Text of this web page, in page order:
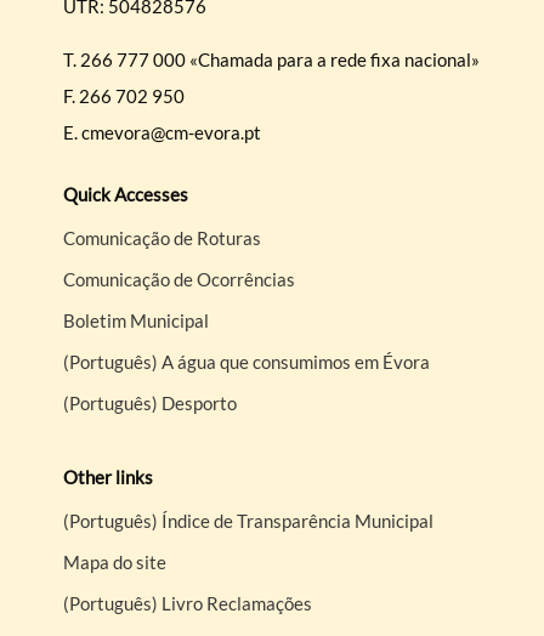
Filters
UTR: 504828576
T. 266 777 000 «Chamada para a rede fixa nacional»
F. 266 702 950
E.cmevora@cm-evora.pt
Quick Accesses
Comunicação de Roturas
Comunicação de Ocorrências
Boletim Municipal
(Português) A água que consumimos em Évora
(Português) Desporto
Other links
(Português) Índice de Transparência Municipal
Mapa do site
(Português) Livro Reclamações